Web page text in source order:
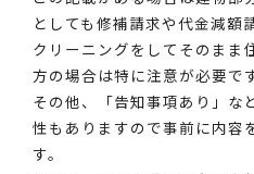
としても修補請求や代金減額
クリーニングをしてそのまま
方の場合は特に注意が必要です
その他、「告知事項あり」な
性もありますので事前に内容
す。